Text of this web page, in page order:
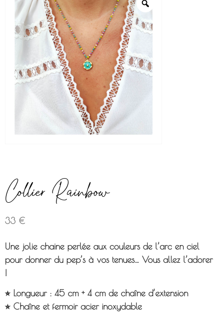
Collier Rainbow
33 €
Une jolie chaine perlée aux couleurs de l’arc en ciel
pour donner du pep’s à vos tenues… Vous allez l’adorer
!
⭐︎ Longueur : 45 cm + 4 cm de chaîne d’extension
⭐︎ Chaîne et fermoir acier inoxydable